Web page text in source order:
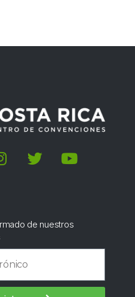
de nuestros